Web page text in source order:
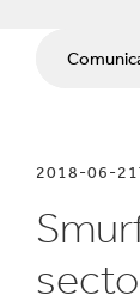
Blog
2018-06-